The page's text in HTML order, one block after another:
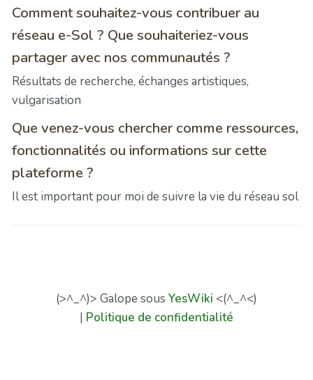
Comment souhaitez-vous contribuer au
réseau e-Sol ? Que souhaiteriez-vous
partager avec nos communautés ?
Résultats de recherche, échanges artistiques,
vulgarisation
Que venez-vous chercher comme ressources,
fonctionnalités ou informations sur cette
plateforme ?
Il est important pour moi de suivre la vie du réseau sol
(>^_^)> Galope sous YesWiki <(^_^<)
| Politique de confidentialité